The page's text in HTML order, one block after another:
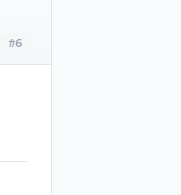
#6